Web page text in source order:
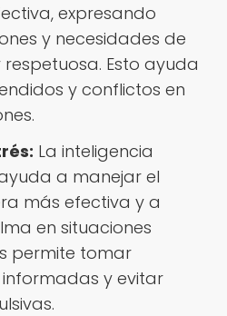
expresando
y necesidades de
Esto ayuda
y conflictos en
La inteligencia
a manejar el
más efectiva y a
en situaciones
permite tomar
y evitar